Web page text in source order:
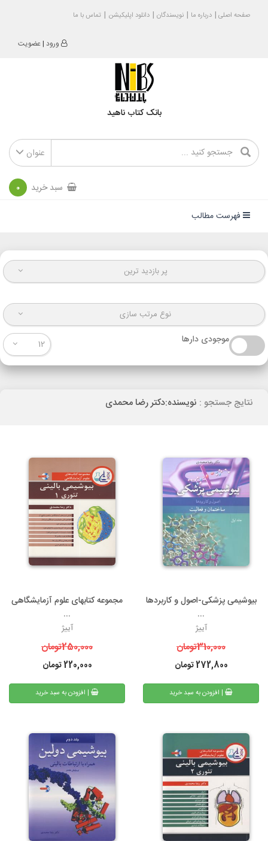
صفحه اصلی درباره ما نویسندگان دانلود اپلیکیشن تماس با ما
ورود |عضویت
بانک کتاب ناهید
عنوان
سبد خرید 0
فهرست مطالب
پر بازدید ترین
نوع مرتب سازی
موجودی دارها 12
نتایج جستجو : نویسنده:دکتر رضا محمدی
بیوشیمی پزشکی-اصول و کاربردها
...
آییژ
310,000تومان
272,800تومان
| افزودن به سبد خرید
مجموعه کتابهای علوم آزمایشگاهی
...
آییژ
250,000تومان
220,000تومان
| افزودن به سبد خرید